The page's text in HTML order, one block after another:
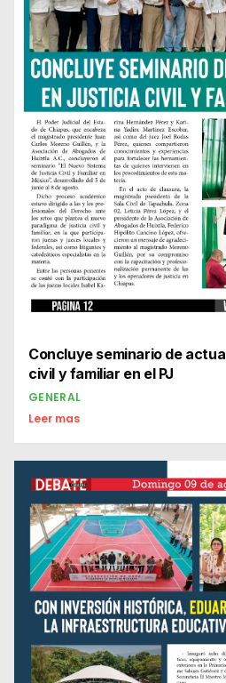
Concluye seminario de
civil y familiar en el PJ
GENERAL
Leer mas